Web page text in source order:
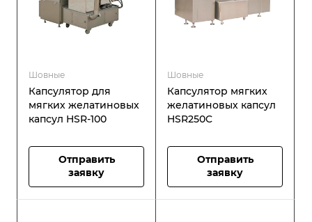
Шовные
Капсулятор для
мягких желатиновых
капсул HSR-100
Отправить
заявку
Шовные
Капсулятор мягких
желатиновых капсул
HSR250C
Отправить
заявку